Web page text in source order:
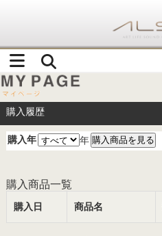
購入履歴
購入年 年
購入商品一覧
購入日 商品名